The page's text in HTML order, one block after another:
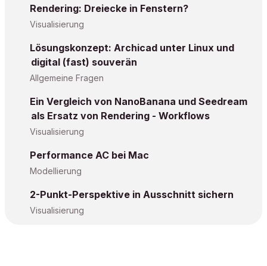
Rendering: Dreiecke in Fenstern?
Visualisierung
Lösungskonzept: Archicad unter Linux und
digital (fast) souverän
Allgemeine Fragen
Ein Vergleich von NanoBanana und Seedream
als Ersatz von Rendering - Workflows
Visualisierung
Performance AC bei Mac
Modellierung
2-Punkt-Perspektive in Ausschnitt sichern
Visualisierung